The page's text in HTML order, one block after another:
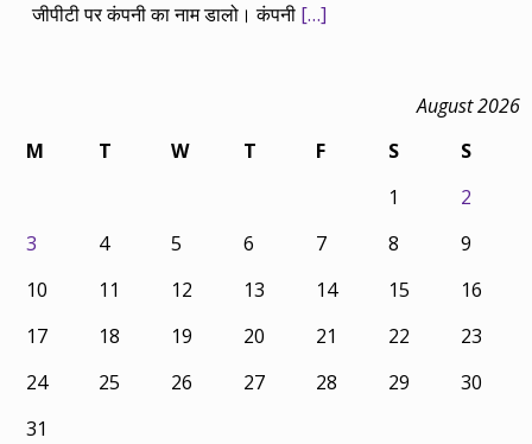
जीपीटी पर कंपनी का नाम डालो। कंपनी […]
August 2026
M
T W T F S
S
1
2
3
4 5 6 7 8
9
10
11 12 13 14 15
16
17
18 19 20 21 22
23
24
25 26 27 28 29
30
31